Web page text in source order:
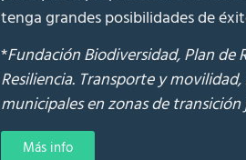
tenga grandes posibilidades de
*Fundación Biodiversidad, Plan de
Resiliencia. Transporte y
municipales en zonas de
Más info